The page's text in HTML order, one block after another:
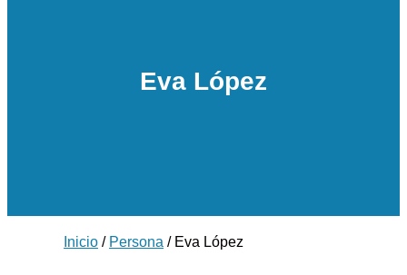
Eva López
Inicio / Persona / Eva López